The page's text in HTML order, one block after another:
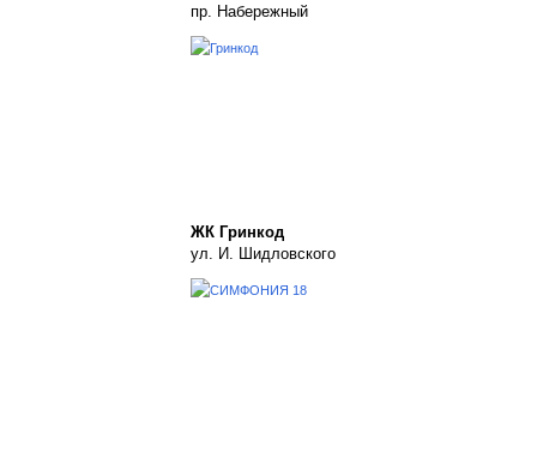
пр. Набережный
ЖК Гринкод
ул. И. Шидловского